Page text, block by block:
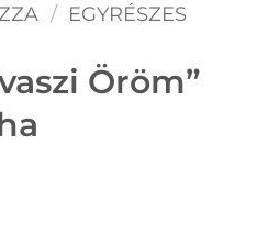
/ EGYRÉSZES
Öröm”